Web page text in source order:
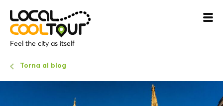
Feel the city as itself
Torna al blog